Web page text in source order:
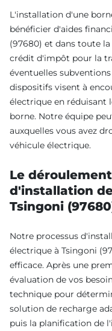
L'installation d'une
bénéficier d'aides
(97680) et dans toute
crédit d'impôt pour la
éventuelles
dispositifs visent à
électrique en réduisant
borne. Notre équipe
auxquelles vous avez
véhicule électrique.
Le
d'installation
Tsingoni
Notre processus
électrique à Tsingoni
efficace. Après une
évaluation de vos
technique pour
solution de recharge
puis la planification de